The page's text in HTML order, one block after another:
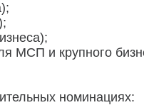
МСП и крупного
номинациях: